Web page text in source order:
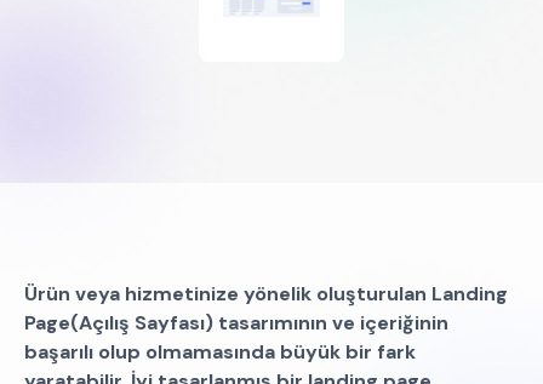
Ürün veya hizmetinize yönelik oluşturulan Landing
Page(Açılış Sayfası) tasarımının ve içeriğinin
başarılı olup olmamasında büyük bir fark